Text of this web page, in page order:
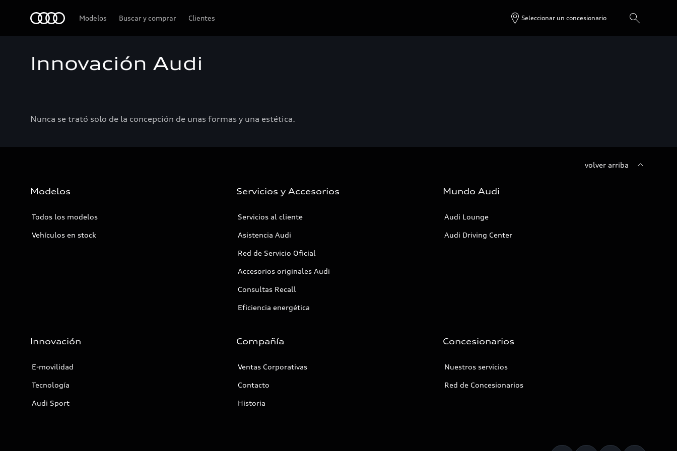
Modelos Buscar y comprar Clientes Seleccionar un concesionario
Innovación Audi
Nunca se trató solo de la concepción de unas formas y una estética.
volver arriba
Modelos
Todos los modelos
Vehículos en stock
Servicios y Accesorios
Servicios al cliente
Asistencia Audi
Red de Servicio Oficial
Accesorios originales Audi
Consultas Recall
Eficiencia energética
Mundo Audi
Audi Lounge
Audi Driving Center
Innovación
E-movilidad
Tecnología
Audi Sport
Compañía
Ventas Corporativas
Contacto
Historia
Concesionarios
Nuestros servicios
Red de Concesionarios